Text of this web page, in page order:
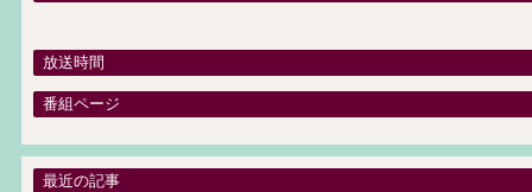
放送時間
番組ページ
最近の記事